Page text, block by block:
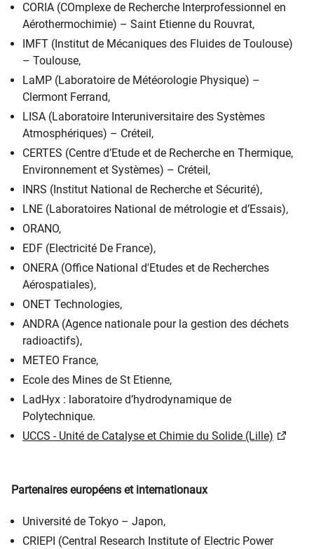
CORIA (COmplexe de Recherche Interprofessionnel en
Aérothermochimie) – Saint Etienne du Rouvrat,
IMFT (Institut de Mécaniques des Fluides de Toulouse)
– Toulouse,
LaMP (Laboratoire de Météorologie Physique) –
Clermont Ferrand,
LISA (Laboratoire Interuniversitaire des Systèmes
Atmosphériques) – Créteil,
CERTES (Centre d’Etude et de Recherche en Thermique,
Environnement et Systèmes) – Créteil,
INRS (Institut National de Recherche et Sécurité),
LNE (Laboratoires National de métrologie et d’Essais),
ORANO,
EDF (Electricité De France),
ONERA (Office National d'Etudes et de Recherches
Aérospatiales),
ONET Technologies,
ANDRA (Agence nationale pour la gestion des déchets
radioactifs),
METEO France,
Ecole des Mines de St Etienne,
LadHyx : laboratoire d’hydrodynamique de
Polytechnique.
UCCS - Unité de Catalyse et Chimie du Solide (Lille)
Partenaires européens et internationaux
Université de Tokyo – Japon,
CRIEPI (Central Research Institute of Electric Power